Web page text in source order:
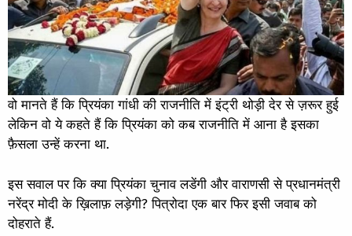
वो मानते हैं कि प्रियंका गांधी की राजनीति में इंट्री थोड़ी देर से ज़रूर हुई
लेकिन वो ये कहते हैं कि प्रियंका को कब राजनीति में आना है इसका
फ़ैसला उन्हें करना था.
इस सवाल पर कि क्या प्रियंका चुनाव लडेंगी और वाराणसी से प्रधानमंत्री
नरेंद्र मोदी के ख़िलाफ़ लड़ेगी? पित्रोदा एक बार फिर इसी जवाब को
दोहराते हैं.